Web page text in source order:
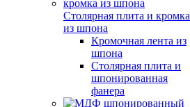
Столярная плита и кромка
из шпона
Кромочная лента из
шпона
Столярная плита и
шпонированная
фанера